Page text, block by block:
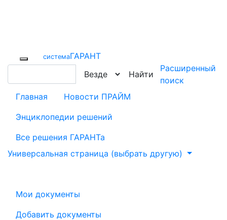
cистемаГАРАНТ
Найти
Расширенный
поиск
Главная
Новости ПРАЙМ
Энциклопедии решений
Все решения ГАРАНТа
Универсальная страница (выбрать другую)
Мои документы
Добавить документы